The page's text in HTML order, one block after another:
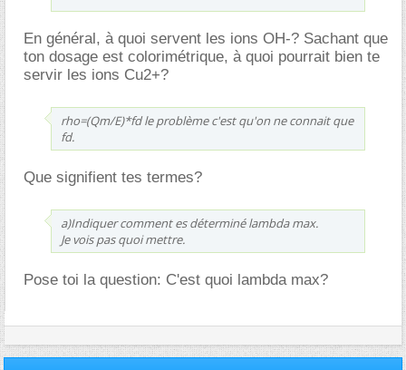
En général, à quoi servent les ions OH-? Sachant que
ton dosage est colorimétrique, à quoi pourrait bien te
servir les ions Cu2+?
rho=(Qm/E)*fd le problème c'est qu'on ne connait que
fd.
Que signifient tes termes?
a)Indiquer comment es déterminé lambda max.
Je vois pas quoi mettre.
Pose toi la question: C'est quoi lambda max?